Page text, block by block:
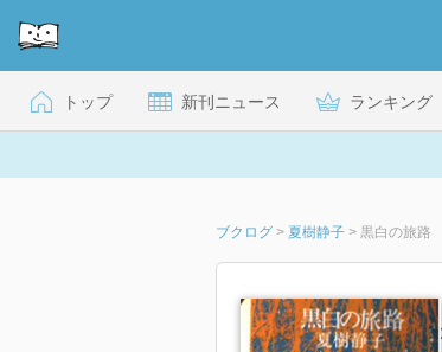
トップ 新刊ニュース ランキング
ブクログ > 夏樹静子 > 黒白の旅路